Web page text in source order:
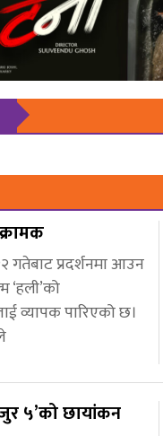
गतेबाट प्रदर्शनमा आउन
‘हली’को
व्यापक पारिएको छ।
५’को छायांकन